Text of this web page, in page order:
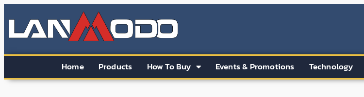
Home Products How To Buy Events & Promotions Technology